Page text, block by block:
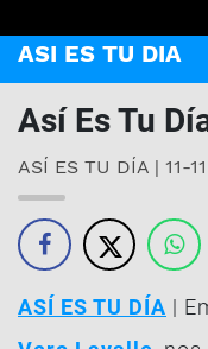
ASI ES TU DIA
Así Es Tu
ASÍ ES TU DÍA | 11-
ASÍ ES TU DÍA |